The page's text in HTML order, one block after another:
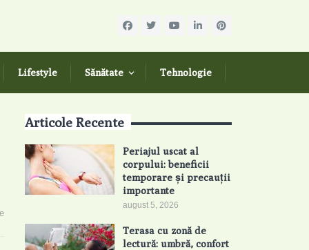
Lifestyle Sănătate Tehnologie
Articole Recente
Periajul uscat al
corpului: beneficii
temporare și precauții
importante
august 5, 2026
Terasa cu zonă de
lectură: umbră, confort